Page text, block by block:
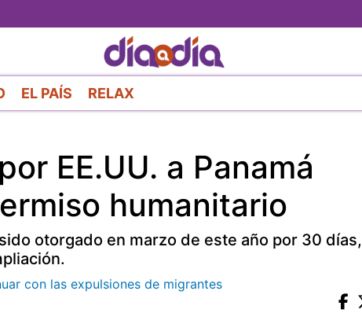
al
contenido
principal
EL PAÍS RELAX
EE.UU. a Panamá
humanitario
otorgado en marzo de este año por 30 días,
con las expulsiones de migrantes